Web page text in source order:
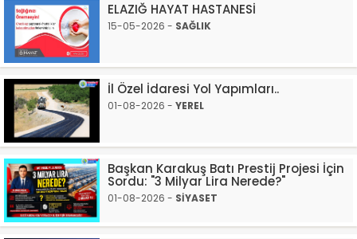
ELAZIĞ HAYAT HASTANESİ
15-05-2026 - SAĞLIK
İl Özel İdaresi Yol Yapımları..
01-08-2026 - YEREL
Başkan Karakuş Batı Prestij Projesi İçin
Sordu: "3 Milyar Lira Nerede?"
01-08-2026 - SİYASET